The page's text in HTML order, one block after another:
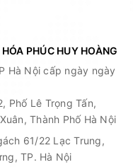
PHÚC HUY HOÀNG
Hà Nội cấp ngày ngày
Phố Lê Trọng Tấn,
Thành Phố Hà Nội
61/22 Lạc Trung,
TP. Hà Nội